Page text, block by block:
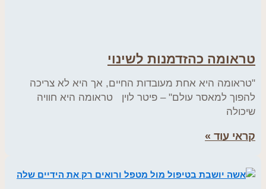
טראומה כהזדמנות לשינוי
"טראומה היא אחת מעובדות החיים, אך היא לא צריכה
להפוך למאסר עולם" – פיטר לוין טראומה היא חוויה
שיכולה
קראי עוד »